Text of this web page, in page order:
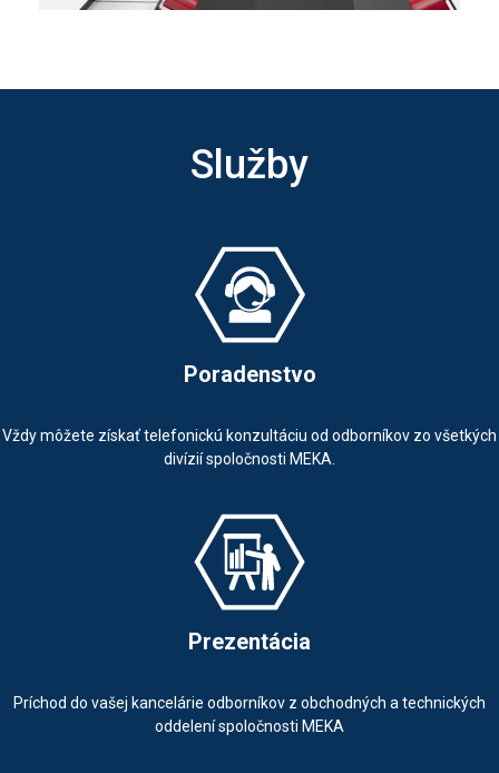
Služby
Poradenstvo
Vždy môžete získať telefonickú konzultáciu od odborníkov zo všetkých
divízií spoločnosti MEKA.
Prezentácia
Príchod do vašej kancelárie odborníkov z obchodných a technických
oddelení spoločnosti MEKA